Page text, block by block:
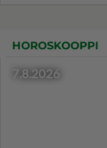
HOROSKOOPPI
7.8.2026